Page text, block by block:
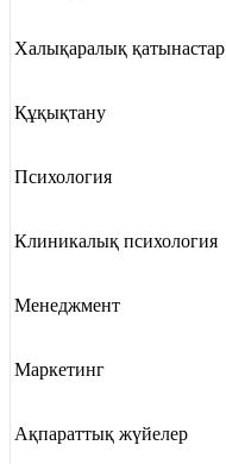
Халықаралық қатынастар
Құқықтану
Психология
Клиникалық психология
Менеджмент
Маркетинг
Ақпараттық жүйелер